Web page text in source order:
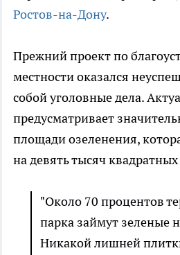
Ростов-на-Дону.
Прежний проект по
местности оказался
собой уголовные дела.
предусматривает
площади озеленения,
на девять тысяч
"Около 70 процентов
парка займут зеленые
Никакой лишней